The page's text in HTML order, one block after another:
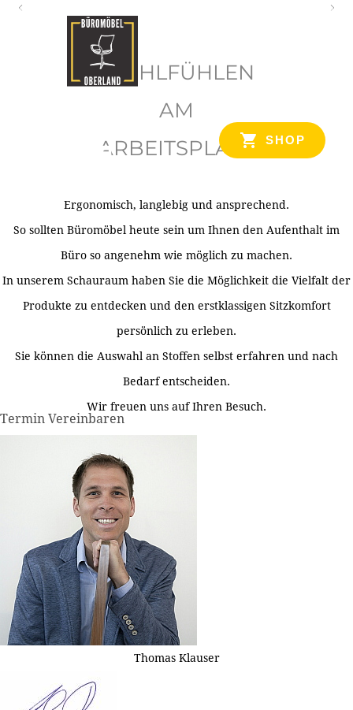
SHOP
WOHLFÜHLEN
AM
ARBEITSPLATZ
Ergonomisch, langlebig und ansprechend.
So sollten Büromöbel heute sein um Ihnen den Aufenthalt im
Büro so angenehm wie möglich zu machen.
In unserem Schauraum haben Sie die Möglichkeit die Vielfalt der
Produkte zu entdecken und den erstklassigen Sitzkomfort
persönlich zu erleben.
Sie können die Auswahl an Stoffen selbst erfahren und nach
Bedarf entscheiden.
Wir freuen uns auf Ihren Besuch.
Termin Vereinbaren
Thomas Klauser